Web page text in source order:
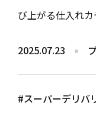
び上がる仕入れ
2025.07.23
#スーパーデリバ